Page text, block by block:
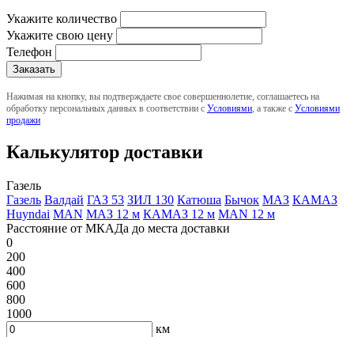
Укажите количество
Укажите свою цену
Телефон
Нажимая на кнопку, вы подтверждаете свое совершеннолетие, соглашаетесь на
обработку персональных данных в соответствии с Условиями , а также с Условиями
продажи
Калькулятор доставки
Газель
Газель Валдай ГАЗ 53 ЗИЛ 130 Катюша Бычок МАЗ КАМАЗ
Huyndai MAN МАЗ 12 м КАМАЗ 12 м MAN 12 м
Расстояние от МКАДа до места доставки
0
200
400
600
800
1000
км